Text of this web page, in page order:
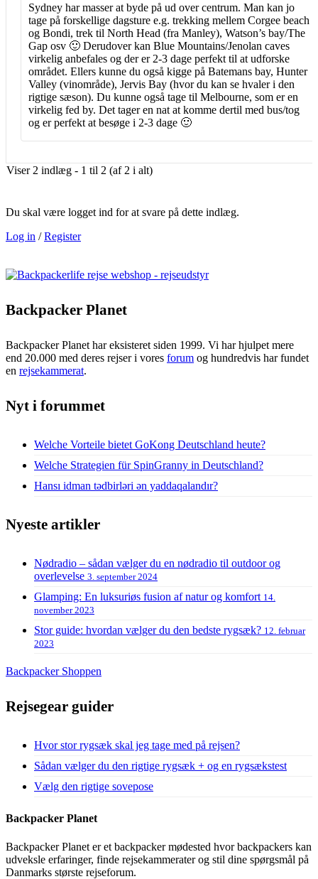
Sydney har masser at byde på ud over centrum. Man kan jo
tage på forskellige dagsture e.g. trekking mellem Corgee beach
og Bondi, trek til North Head (fra Manley), Watson’s bay/The
Gap osv 🙂 Derudover kan Blue Mountains/Jenolan caves
virkelig anbefales og der er 2-3 dage perfekt til at udforske
området. Ellers kunne du også kigge på Batemans bay, Hunter
Valley (vinområde), Jervis Bay (hvor du kan se hvaler i den
rigtige sæson). Du kunne også tage til Melbourne, som er en
virkelig fed by. Det tager en nat at komme dertil med bus/tog
og er perfekt at besøge i 2-3 dage 🙂
Viser 2 indlæg - 1 til 2 (af 2 i alt)
Du skal være logget ind for at svare på dette indlæg.
Log in /Register
Backpacker Planet
Backpacker Planet har eksisteret siden 1999. Vi har hjulpet mere
end 20.000 med deres rejser i vores forum og hundredvis har fundet
en rejsekammerat.
Nyt i forummet
Welche Vorteile bietet GoKong Deutschland heute?
Welche Strategien für SpinGranny in Deutschland?
Hansı idman tədbirləri ən yaddaqalandır?
Nyeste artikler
Nødradio – sådan vælger du en nødradio til outdoor og
overlevelse 3. september 2024
Glamping: En luksuriøs fusion af natur og komfort 14.
november 2023
Stor guide: hvordan vælger du den bedste rygsæk? 12. februar
2023
Backpacker Shoppen
Rejsegear guider
Hvor stor rygsæk skal jeg tage med på rejsen?
Sådan vælger du den rigtige rygsæk + og en rygsækstest
Vælg den rigtige sovepose
Backpacker Planet
Backpacker Planet er et backpacker mødested hvor backpackers kan
udveksle erfaringer, finde rejsekammerater og stil dine spørgsmål på
Danmarks største rejseforum.